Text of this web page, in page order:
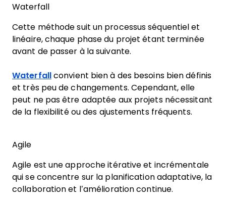
Waterfall
Cette méthode suit un processus séquentiel et
linéaire, chaque phase du projet étant terminée
avant de passer à la suivante.
Waterfall
convient bien à des besoins bien définis
et très peu de changements. Cependant, elle
peut ne pas être adaptée aux projets nécessitant
de la flexibilité ou des ajustements fréquents.
Agile
Agile est une approche itérative et incrémentale
qui se concentre sur la planification adaptative, la
collaboration et l’amélioration continue.